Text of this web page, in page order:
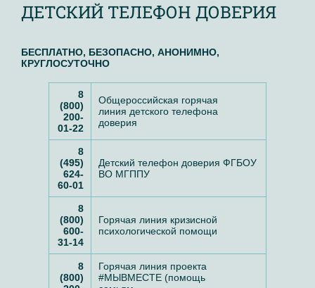
ДЕТСКИЙ ТЕЛЕФОН ДОВЕРИЯ
БЕСПЛАТНО, БЕЗОПАСНО, АНОНИМНО,
КРУГЛОСУТОЧНО
8
(800)
200-
01-22
Общероссийская горячая
линия детского телефона
доверия
8
(495)
624-
60-01
Детский телефон доверия ФГБОУ
ВО МГППУ
8
(800)
600-
31-14
Горячая линия кризисной
психологической помощи
8
(800)
Горячая линия проекта
#МЫВМЕСТЕ (помощь